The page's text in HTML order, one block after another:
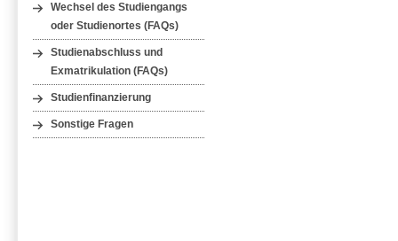
Wechsel des Studiengangs
oder Studienortes (FAQs)
Studienabschluss und
Exmatrikulation (FAQs)
Studienfinanzierung
Sonstige Fragen